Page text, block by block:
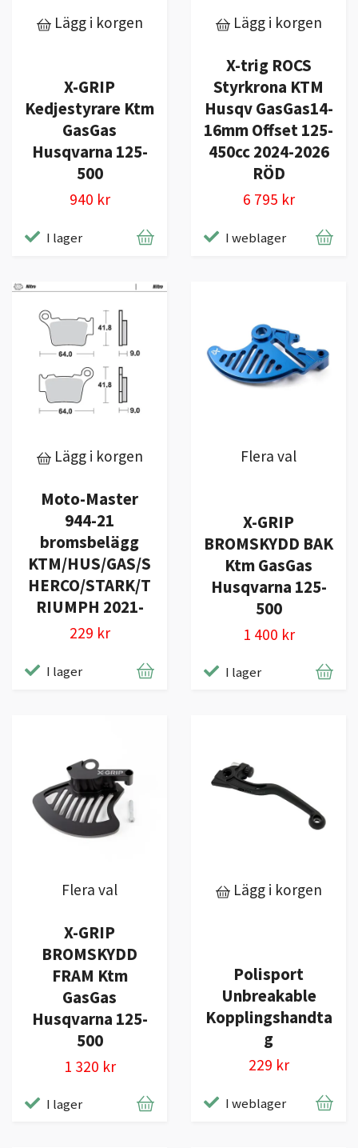
Lägg i korgen
X-GRIP
Kedjestyrare Ktm
GasGas
Husqvarna 125-
500
940 kr
I lager
Lägg i korgen
X-trig ROCS
Styrkrona KTM
Husqv GasGas14-
16mm Offset 125-
450cc 2024-2026
RÖD
6 795 kr
I weblager
Lägg i korgen
Moto-Master
944-21
bromsbelägg
KTM/HUS/GAS/S
HERCO/STARK/T
RIUMPH 2021-
229 kr
I lager
Flera val
X-GRIP
BROMSKYDD BAK
Ktm GasGas
Husqvarna 125-
500
1 400 kr
I lager
Flera val
X-GRIP
BROMSKYDD
FRAM Ktm
GasGas
Husqvarna 125-
500
1 320 kr
I lager
Lägg i korgen
Polisport
Unbreakable
Kopplingshandta
g
229 kr
I weblager